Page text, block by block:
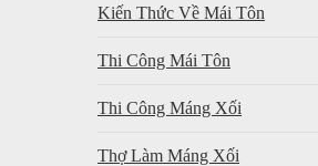
Kiến Thức Về Mái Tôn
Thi Công Mái Tôn
Thi Công Máng Xối
Thợ Làm Máng Xối